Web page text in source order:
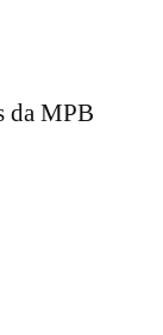
da MPB